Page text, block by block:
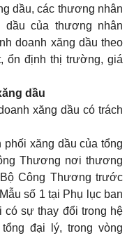
dầu, các thương nhân
dầu của thương nhân
doanh xăng dầu theo
ổn định thị trường, giá
dầu
xăng dầu có trách
xăng dầu của tổng
Thương nơi thương
Công Thương trước
Mẫu số 1 tại Phụ lục ban
có sự thay đổi trong hệ
đại lý, trong vòng